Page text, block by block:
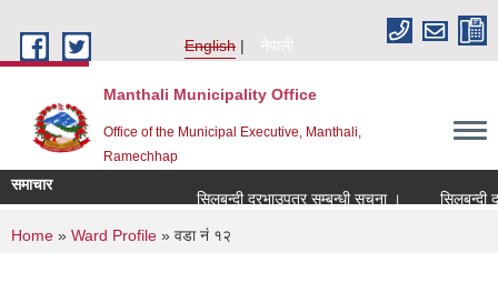
English
नेपाली
Manthali Municipality Office
Office of the Municipal Executive, Manthali,
Ramechhap
समाचार
सिलबन्दी दरभाउपत्र सम्बन्धी सूचना ।
सिलबन्दी
You are here
Home » Ward Profile » वडा नं १२